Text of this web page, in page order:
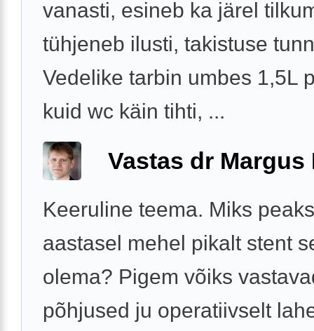
vanasti, esineb ka järel
tühjeneb ilusti, takistuse
Vedelike tarbin umbes 1,5L
kuid wc käin tihti, ...
Vastas dr Margus
Keeruline teema. Miks
aastasel mehel pikalt stent
olema? Pigem võiks
põhjused ju operatiivselt